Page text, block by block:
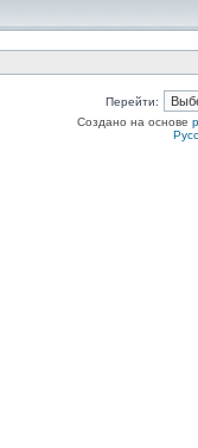
Перейти:
Создано на основе